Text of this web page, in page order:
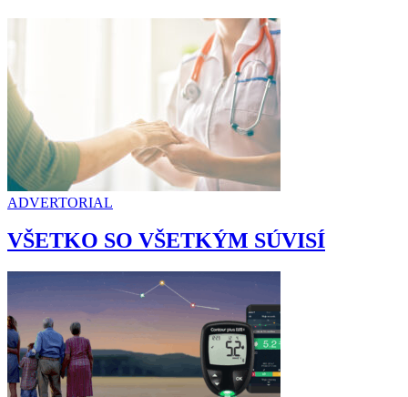
ADVERTORIAL
VŠETKO SO VŠETKÝM SÚVISÍ